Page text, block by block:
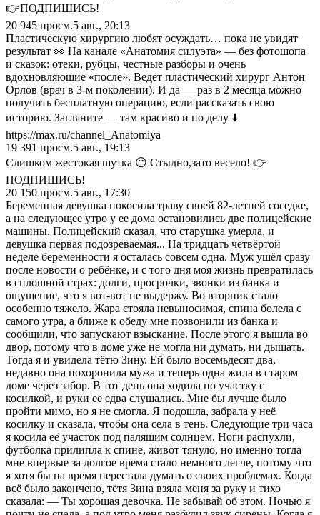
👉ПОДПИШИСЬ!
20 945 просм.5 авг., 20:13
Пластическую хирургию любят осуждать… пока не увидят
результат 👀 На канале «Анатомия силуэта» — без фотошопа
и сказок: отеки, рубцы, честные разборы и очень
вдохновляющие «после». Ведёт пластический хирург Антон
Орлов (врач в 3-м поколении). И да — раз в 2 месяца можно
получить бесплатную операцию, если рассказать свою
историю. Загляните — там красиво и по делу ⬇️
https://max.ru/channel_Anatomiya
19 391 просм.5 авг., 19:13
Слишком жестокая шутка 😐 Стыдно,зато весело! 👉
ПОДПИШИСЬ!
20 150 просм.5 авг., 17:30
Беременная девушка покосила траву своей 82-летней соседке,
а на следующее утро у ее дома остановились две полицейские
машины. Полицейский сказал, что старушка умерла, и
девушка первая подозреваемая... На тридцать четвёртой
неделе беременности я осталась совсем одна. Муж ушёл сразу
после новости о ребёнке, и с того дня моя жизнь превратилась
в сплошной страх: долги, просрочки, звонки из банка и
ощущение, что я вот-вот не выдержу. Во вторник стало
особенно тяжело. Жара стояла невыносимая, спина болела с
самого утра, а ближе к обеду мне позвонили из банка и
сообщили, что запускают взыскание. После этого я вышла во
двор, потому что в доме уже не могла ни думать, ни дышать.
Тогда я и увидела тётю Зину. Ей было восемьдесят два,
недавно она похоронила мужа и теперь одна жила в старом
доме через забор. В тот день она ходила по участку с
косилкой, и руки ее едва слушались. Мне бы лучше было
пройти мимо, но я не смогла. Я подошла, забрала у неё
косилку и сказала, чтобы она села в тень. Следующие три часа
я косила её участок под палящим солнцем. Ноги распухли,
футболка прилипла к спине, живот тянуло, но именно тогда
мне впервые за долгое время стало немного легче, потому что
я хотя бы на время перестала думать о своих проблемах. Когда
всё было закончено, тётя Зина взяла меня за руку и тихо
сказала: — Ты хорошая девочка. Не забывай об этом. Ночью я